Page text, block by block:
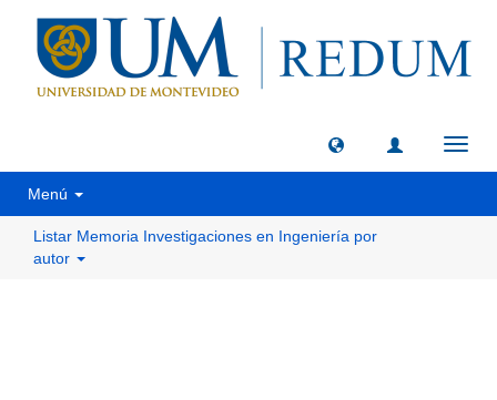
Menú
Listar Memoria Investigaciones en Ingeniería por
autor